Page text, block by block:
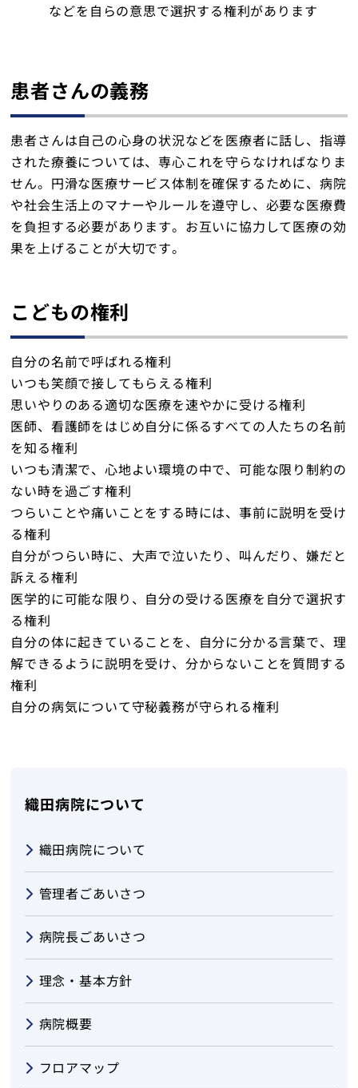
などを自らの意思で選択する権利があります
患者さんの義務
患者さんは自己の心身の状況などを医療者に話し、指導
された療養については、専心これを守らなければなりま
せん。円滑な医療サービス体制を確保するために、病院
や社会生活上のマナーやルールを遵守し、必要な医療費
を負担する必要があります。お互いに協力して医療の効
果を上げることが大切です。
こどもの権利
自分の名前で呼ばれる権利
いつも笑顔で接してもらえる権利
思いやりのある適切な医療を速やかに受ける権利
医師、看護師をはじめ自分に係るすべての人たちの名前
を知る権利
いつも清潔で、心地よい環境の中で、可能な限り制約の
ない時を過ごす権利
つらいことや痛いことをする時には、事前に説明を受け
る権利
自分がつらい時に、大声で泣いたり、叫んだり、嫌だと
訴える権利
医学的に可能な限り、自分の受ける医療を自分で選択す
る権利
自分の体に起きていることを、自分に分かる言葉で、理
解できるように説明を受け、分からないことを質問する
権利
自分の病気について守秘義務が守られる権利
織田病院について
織田病院について
管理者ごあいさつ
病院長ごあいさつ
理念・基本方針
病院概要
フロアマップ